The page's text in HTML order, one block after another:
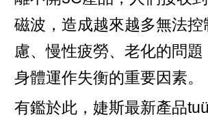
磁波，造成越來越多無法控
慮、慢性疲勞、老化的問題
身體運作失衡的重要因素。
有鑑於此，婕斯最新產品